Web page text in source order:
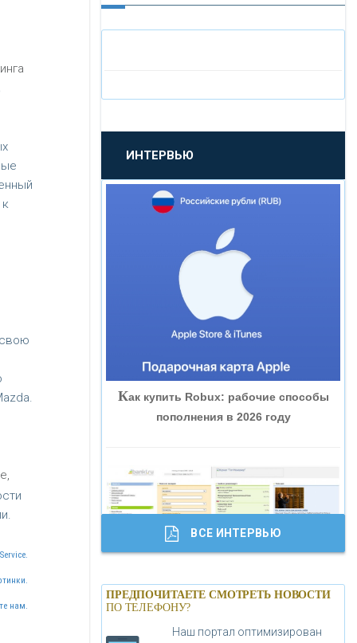
нам.
«ПРОМСВЯЗЬБАНК»
«НОВИКОМБАНК»
«СМП БАНК»
«ВНЕШПРОМБАНК»
«БАНК ГЛОБЭКС»
«ТРАСТ»
«ГАЗПРОМБАНК»
«МОСКОВСКИЙ КРЕДИТНЫЙ
БАНК»
ИНТЕРВЬЮ
Как купить Robux: рабочие способы
пополнения в 2026 году
Банки.ру обновил логотип впервые за
19 лет - «Лента новостей»
ВСЕ ИНТЕРВЬЮ
ПРЕДПОЧИТАЕТЕ СМОТРЕТЬ НОВОСТИ
ПО ТЕЛЕФОНУ?
Наш портал оптимизирован